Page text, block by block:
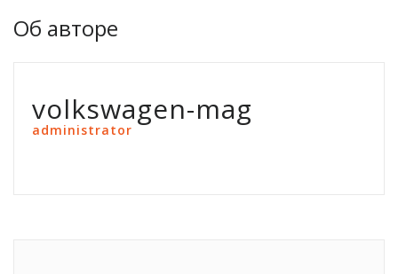
Об авторе
volkswagen-mag
administrator